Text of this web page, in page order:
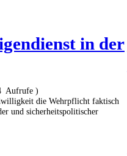
in der
Aufrufe )
die Wehrpflicht faktisch
und sicherheitspolitischer